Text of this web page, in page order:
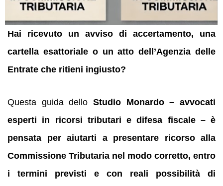
Hai ricevuto un avviso di accertamento, una
cartella esattoriale o un atto dell’Agenzia delle
Entrate che ritieni ingiusto?
Questa guida dello Studio Monardo – avvocati
esperti in ricorsi tributari e difesa fiscale – è
pensata per aiutarti a presentare ricorso alla
Commissione Tributaria nel modo corretto, entro
i termini previsti e con reali possibilità di